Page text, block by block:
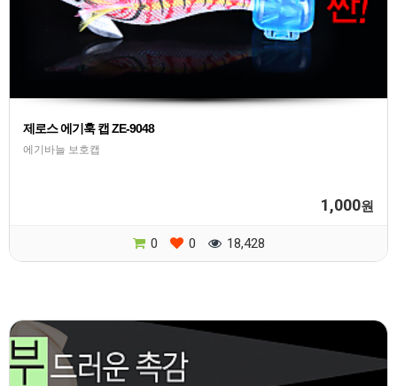
제로스 에기훅 캡 ZE-9048
에기바늘 보호캡
1,000원
0 0 18,428